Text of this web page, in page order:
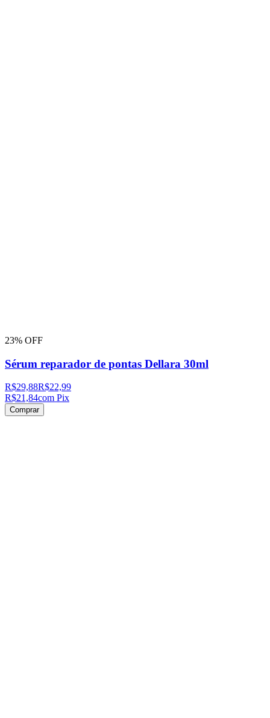
23% OFF
Sérum reparador de pontas Dellara 30ml
R$29,88R$22,99
R$21,84com Pix
Comprar